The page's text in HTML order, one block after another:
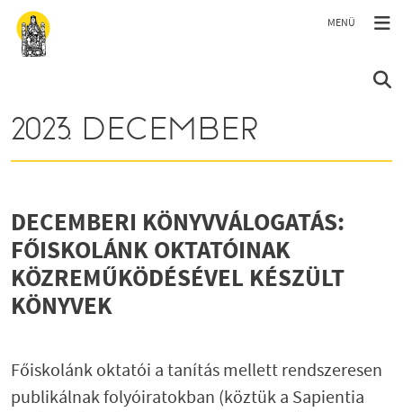
Ugrás a tartalomra
2023. DECEMBER
DECEMBERI KÖNYVVÁLOGATÁS:
FŐISKOLÁNK OKTATÓINAK
KÖZREMŰKÖDÉSÉVEL KÉSZÜLT
KÖNYVEK
Főiskolánk oktatói a tanítás mellett rendszeresen
publikálnak folyóiratokban (köztük a Sapientia